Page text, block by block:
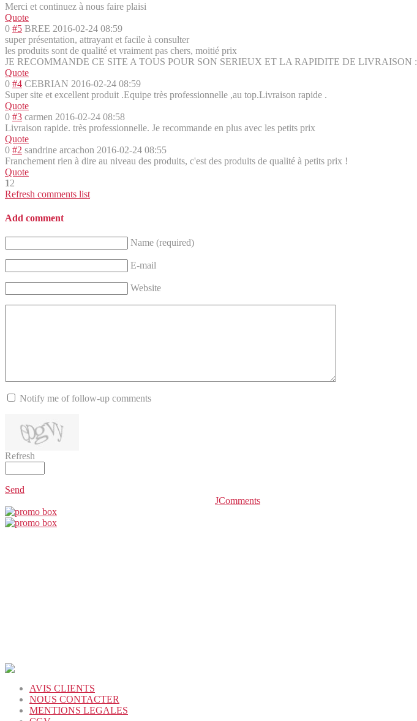
Merci et continuez à nous faire plaisi
Quote
0 #5 BREE 2016-02-24 08:59
super présentation, attrayant et facile à consulter
les produits sont de qualité et vraiment pas chers, moitié prix
JE RECOMMANDE CE SITE A TOUS POUR SON SERIEUX ET LA RAPIDITE DE LIVRAISON :
Quote
0 #4 CEBRIAN 2016-02-24 08:59
Super site et excellent produit .Equipe très professionnelle ,au top.Livraison rapide .
Quote
0 #3 carmen 2016-02-24 08:58
Livraison rapide. très professionnelle. Je recommande en plus avec les petits prix
Quote
0 #2 sandrine arcachon 2016-02-24 08:55
Franchement rien à dire au niveau des produits, c'est des produits de qualité à petits prix !
Quote
12
Refresh comments list
Add comment
Name (required)
E-mail
Website
Notify me of follow-up comments
Refresh
Send
JComments
AVIS CLIENTS
NOUS CONTACTER
MENTIONS LEGALES